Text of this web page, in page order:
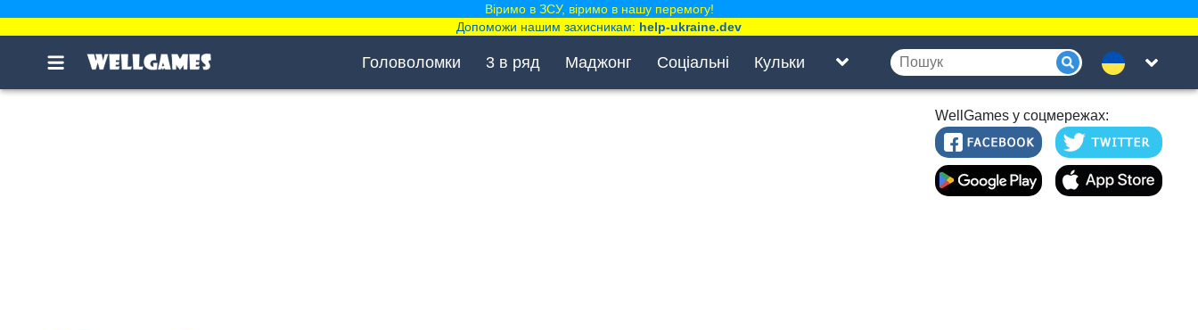
Головоломки 3 в ряд Маджонг Соціальні Кульки
WellGames у соцмережах:
Віримо в ЗСУ, віримо в нашу перемогу!
Допоможи нашим захисникам: help-ukraine.dev